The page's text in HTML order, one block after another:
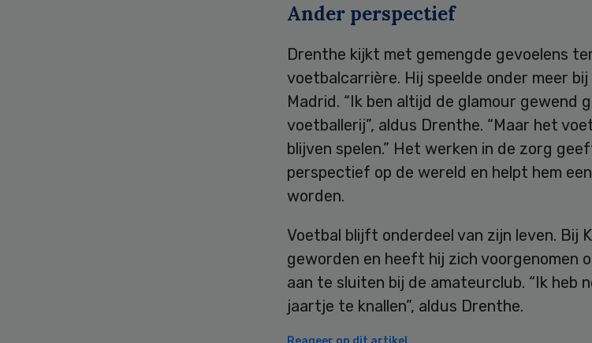
Ander perspectief
Drenthe kijkt met gemengde gevoelens
voetbalcarrière. Hij speelde onder meer bij
Madrid. “Ik ben altijd de glamour gewend
voetballerij”, aldus Drenthe. “Maar het
blijven spelen.” Het werken in de zorg
perspectief op de wereld en helpt hem
worden.
Voetbal blijft onderdeel van zijn leven. Bij
geworden en heeft hij zich voorgenomen
aan te sluiten bij de amateurclub. “Ik heb
jaartje te knallen”, aldus Drenthe.